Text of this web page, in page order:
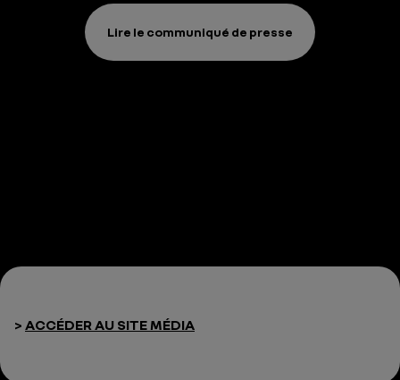
Lire le communiqué de presse
> ACCÉDER AU SITE MÉDIA